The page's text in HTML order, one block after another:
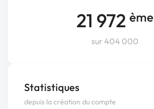
21 972 ème
sur 404 000
Statistiques
depuis la création du compte